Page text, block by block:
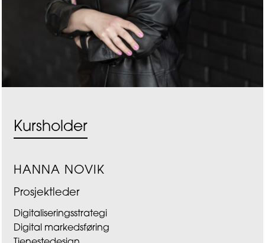
Kursholder
HANNA NOVIK
Prosjektleder
Digitaliseringsstrategi
Digital markedsføring